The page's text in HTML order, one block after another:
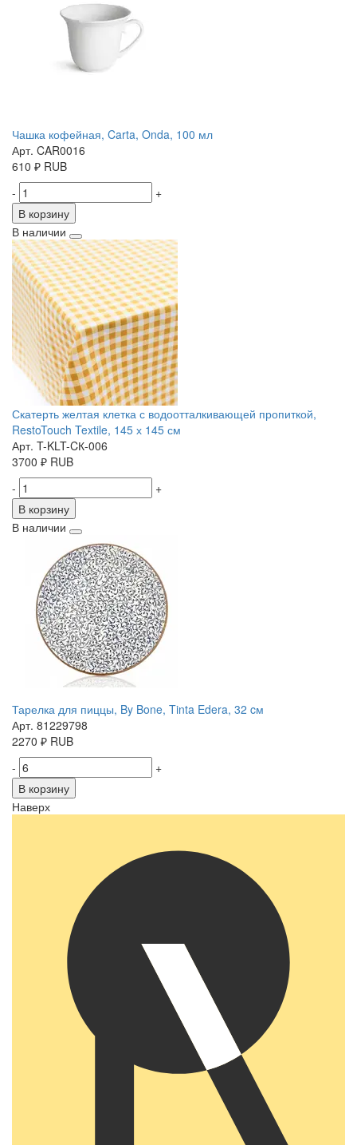
Чашка кофейная, Carta, Onda, 100 мл
Арт. CAR0016
610 ₽ RUB
-
+
В корзину
В наличии
Скатерть желтая клетка с водоотталкивающей пропиткой,
RestoTouch Textile, 145 х 145 см
Арт. T-KLT-CК-006
3700 ₽ RUB
-
+
В корзину
В наличии
Тарелка для пиццы, By Bone, Tinta Edera, 32 cм
Арт. 81229798
2270 ₽ RUB
-
+
В корзину
Наверх